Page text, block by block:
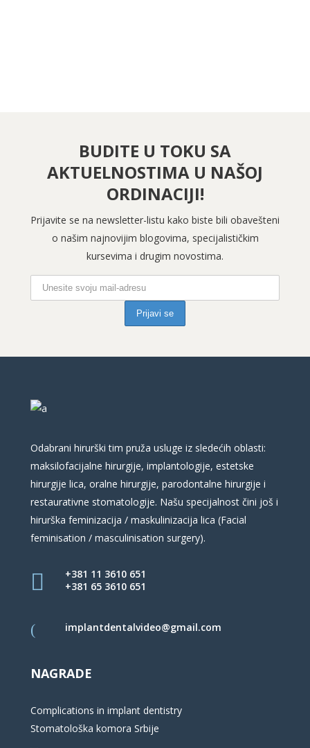
BUDITE U TOKU SA
AKTUELNOSTIMA U NAŠOJ
ORDINACIJI!
Prijavite se na newsletter-listu kako biste bili obavešteni
o našim najnovijim blogovima, specijalističkim
kursevima i drugim novostima.
Odabrani hirurški tim pruža usluge iz sledećih oblasti:
maksilofacijalne hirurgije, implantologije, estetske
hirurgije lica, oralne hirurgije, parodontalne hirurgije i
restaurativne stomatologije. Našu specijalnost čini još i
hirurška feminizacija / maskulinizacija lica (Facial
feminisation / masculinisation surgery).
+381 11 3610 651
+381 65 3610 651
implantdentalvideo@gmail.com
NAGRADE
Complications in implant dentistry
Stomatološka komora Srbije